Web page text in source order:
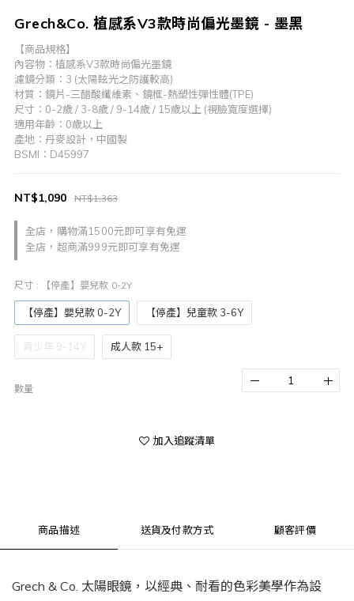
Grech&Co. 植感系V3款時尚偏光墨鏡 - 墨黑
【商品規格】
內容物：植感系V3款時尚偏光墨鏡
濾鏡分類：3 (太陽眩光之防護較高)
材質：鏡片-三醋酸纖維素、鏡框-熱塑性彈性體(TPE)
尺寸：0-2歲 / 3-8歲 / 9-14歲 / 15歲以上 (視臉寬度選擇)
適用年齡：0歲以上
產地：丹麥設計，中國製
BSMI：D45997
全店，購物滿1500元即可享有免運
全店，超商滿999元即可享有免運
NT$1,363
NT$1,090
尺寸 : 【停產】嬰兒款 0-2Y
【停產】嬰兒款 0-2Y 【停產】兒童款 3-6Y
青少年 9-14Y 成人款 15+
數量
加入追蹤清單
商品描述 送貨及付款方式 顧客評價
Grech & Co. 太陽眼鏡，以經典、耐看的色彩美學作為設